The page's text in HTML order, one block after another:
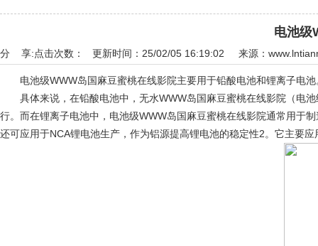
电池级
点击次数： 更新时间：25/02/05 16:19:02 来源：
分 享:
电池级WWW岛国麻豆蜜桃在线影院主要用于铅酸电池和锂离子电池
具体来说，在铅酸电池中，无水WWW岛国麻豆蜜桃在线影院（电池
行。而在锂离子电池中，电池级WWW岛国麻豆蜜桃在线影院通常用于
还可应用于NCA锂电池生产，作为铝源提高锂电池的稳定性2。它主要